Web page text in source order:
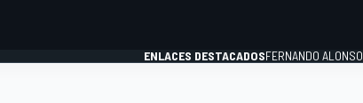
ENLACES DESTACADOSFERNANDO ALONSO